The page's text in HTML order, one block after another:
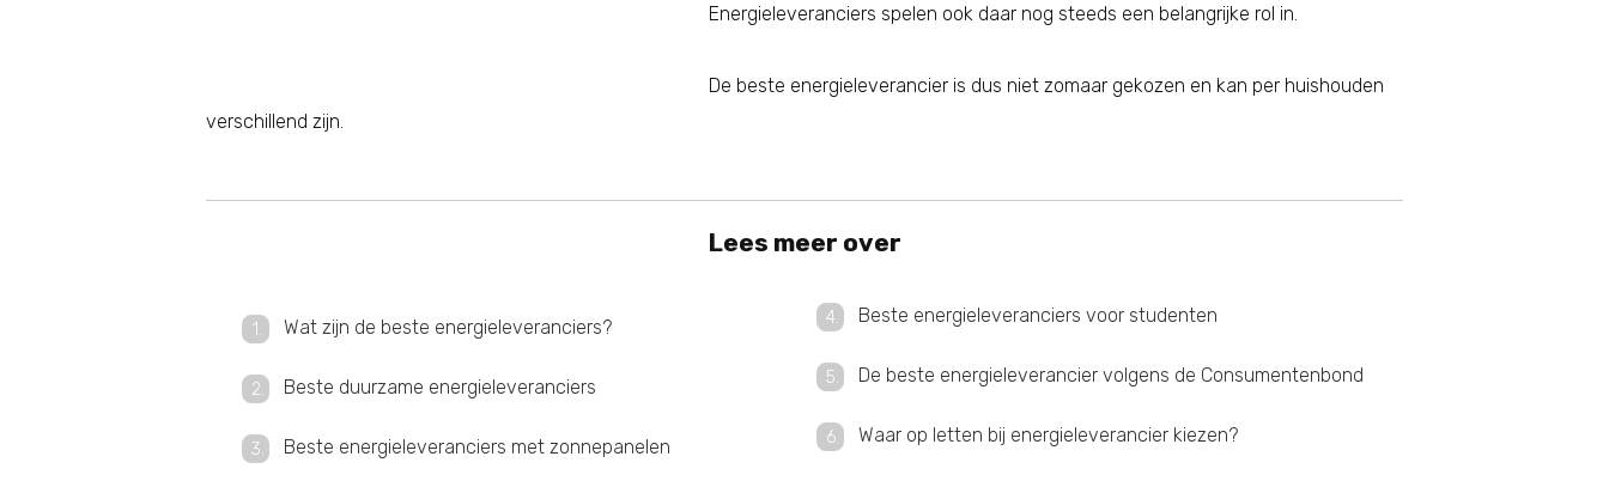
Energieleveranciers spelen ook daar nog steeds een belangrijke rol in.
De beste energieleverancier is dus niet zomaar gekozen en kan per huishouden
verschillend zijn.
Lees meer over
Wat zijn de beste energieleveranciers?
Beste duurzame energieleveranciers
Beste energieleveranciers met zonnepanelen
Beste energieleveranciers voor studenten
De beste energieleverancier volgens de Consumentenbond
Waar op letten bij energieleverancier kiezen?